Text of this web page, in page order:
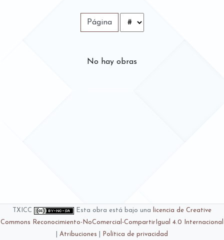
Página
No hay obras
TXICC Esta obra está bajo una
licencia de Creative
Commons Reconocimiento-NoComercial-CompartirIgual 4.0 Internacional
Atribuciones Política de privacidad